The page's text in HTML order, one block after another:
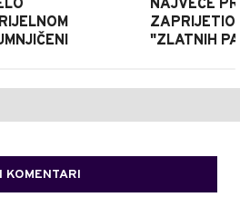
NAJVEĆE
ZAPRIJETIO
"ZLATNIH
KOMENTARI